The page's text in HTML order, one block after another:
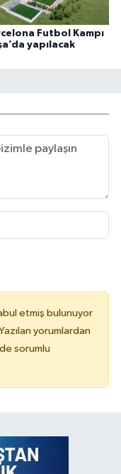
Futbol Kampı
yapılacak
etmiş bulunuyor
yorumlardan
sorumlu